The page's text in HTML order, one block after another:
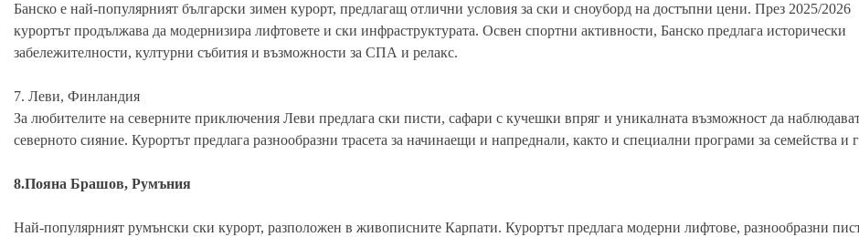
Банско е най-популярният български зимен курорт, предлагащ отлични условия за ски и сноуборд на достъпни цени. През 2025/2026
курортът продължава да модернизира лифтовете и ски инфраструктурата. Освен спортни активности, Банско предлага исторически
забележителности, културни събития и възможности за СПА и релакс.
7. Леви, Финландия
За любителите на северните приключения Леви предлага ски писти, сафари с кучешки впряг и уникалната възможност да
северното сияние. Курортът предлага разнообразни трасета за начинаещи и напреднали, както и специални програми за семейства и
8.Пояна Брашов, Румъния
Най-популярният румънски ски курорт, разположен в живописните Карпати. Курортът предлага модерни лифтове, разнообразни